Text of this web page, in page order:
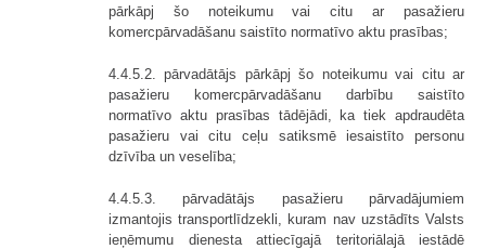
pārkāpj šo noteikumu vai citu ar pasažieru
komercpārvadāšanu saistīto normatīvo aktu prasības;
4.4.5.2. pārvadātājs pārkāpj šo noteikumu vai citu ar
pasažieru komercpārvadāšanu darbību saistīto
normatīvo aktu prasības tādējādi, ka tiek apdraudēta
pasažieru vai citu ceļu satiksmē iesaistīto personu
dzīvība un veselība;
4.4.5.3. pārvadātājs pasažieru pārvadājumiem
izmantojis transportlīdzekli, kuram nav uzstādīts Valsts
ieņēmumu dienesta attiecīgajā teritoriālajā iestādē